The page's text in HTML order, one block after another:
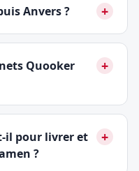
Anvers ? +
Quooker
+
il pour livrer et
?
+